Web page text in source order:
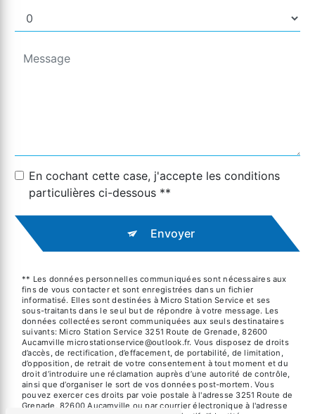
En cochant cette case, j'accepte les conditions
particulières ci-dessous **
Envoyer
** Les données personnelles communiquées sont nécessaires aux
fins de vous contacter et sont enregistrées dans un fichier
informatisé. Elles sont destinées à Micro Station Service et ses
sous-traitants dans le seul but de répondre à votre message. Les
données collectées seront communiquées aux seuls destinataires
suivants: Micro Station Service 3251 Route de Grenade, 82600
Aucamville microstationservice@outlook.fr. Vous disposez de droits
d’accès, de rectification, d’effacement, de portabilité, de limitation,
d’opposition, de retrait de votre consentement à tout moment et du
droit d’introduire une réclamation auprès d’une autorité de contrôle,
ainsi que d’organiser le sort de vos données post-mortem. Vous
pouvez exercer ces droits par voie postale à l'adresse 3251 Route de
Grenade, 82600 Aucamville ou par courrier électronique à l'adresse